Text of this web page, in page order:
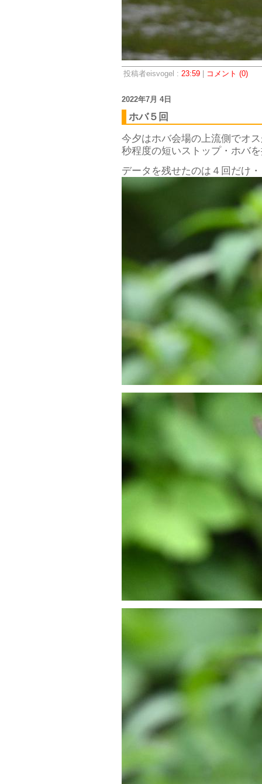
投稿者eisvogel : 23:59| コメント (0)
2022年7月 4日
ホバ５回
今夕はホバ会場の上流側でオ
秒程度の短いストップ・ホバ
データを残せたのは４回だけ